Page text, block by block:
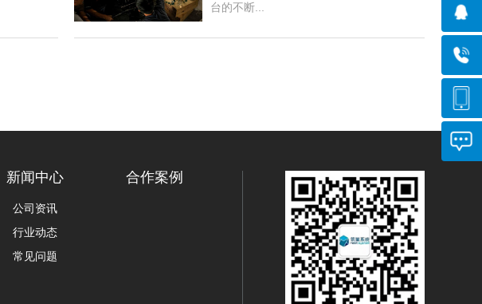
台的不断...
新闻中心
公司资讯
行业动态
常见问题
合作案例